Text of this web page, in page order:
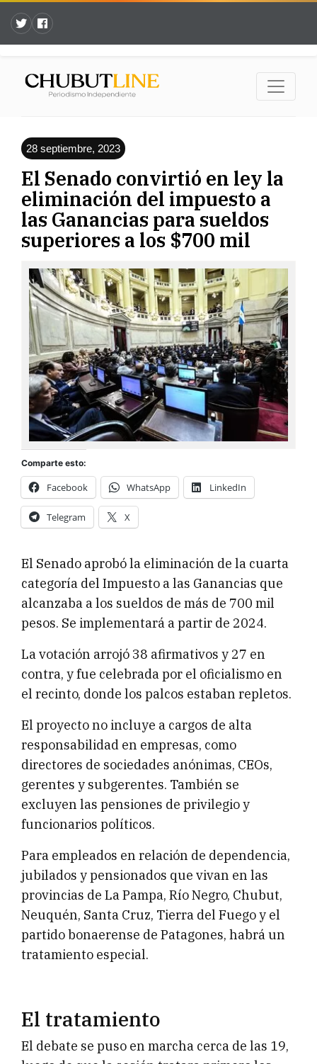
28 septiembre, 2023
El Senado convirtió en ley la
eliminación del impuesto a
las Ganancias para sueldos
superiores a los $700 mil
Comparte esto:
Facebook WhatsApp LinkedIn
Telegram X
El Senado aprobó la eliminación de la cuarta
categoría del Impuesto a las Ganancias que
alcanzaba a los sueldos de más de 700 mil
pesos. Se implementará a partir de 2024.
La votación arrojó 38 afirmativos y 27 en
contra, y fue celebrada por el oficialismo en
el recinto, donde los palcos estaban repletos.
El proyecto no incluye a cargos de alta
responsabilidad en empresas, como
directores de sociedades anónimas, CEOs,
gerentes y subgerentes. También se
excluyen las pensiones de privilegio y
funcionarios políticos.
Para empleados en relación de dependencia,
jubilados y pensionados que vivan en las
provincias de La Pampa, Río Negro, Chubut,
Neuquén, Santa Cruz, Tierra del Fuego y el
partido bonaerense de Patagones, habrá un
tratamiento especial.
El tratamiento
El debate se puso en marcha cerca de las 19,